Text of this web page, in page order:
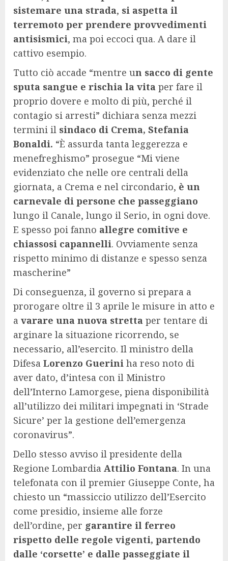
sistemare una strada, si aspetta il
terremoto per prendere provvedimenti
antisismici, ma poi eccoci qua. A dare il
cattivo esempio.
Tutto ciò accade “mentre un sacco di gente
sputa sangue e rischia la vita per fare il
proprio dovere e molto di più, perché il
contagio si arresti” dichiara senza mezzi
termini il sindaco di Crema, Stefania
Bonaldi. “È assurda tanta leggerezza e
menefreghismo” prosegue “Mi viene
evidenziato che nelle ore centrali della
giornata, a Crema e nel circondario, è un
carnevale di persone che passeggiano
lungo il Canale, lungo il Serio, in ogni dove.
E spesso poi fanno allegre comitive e
chiassosi capannelli. Ovviamente senza
rispetto minimo di distanze e spesso senza
mascherine”
Di conseguenza, il governo si prepara a
prorogare oltre il 3 aprile le misure in atto e
a varare una nuova stretta per tentare di
arginare la situazione ricorrendo, se
necessario, all’esercito. Il ministro della
Difesa Lorenzo Guerini ha reso noto di
aver dato, d’intesa con il Ministro
dell’Interno Lamorgese, piena disponibilità
all’utilizzo dei militari impegnati in ‘Strade
Sicure’ per la gestione dell’emergenza
coronavirus”.
Dello stesso avviso il presidente della
Regione Lombardia Attilio Fontana. In una
telefonata con il premier Giuseppe Conte, ha
chiesto un “massiccio utilizzo dell’Esercito
come presidio, insieme alle forze
dell’ordine, per garantire il ferreo
rispetto delle regole vigenti, partendo
dalle ‘corsette’ e dalle passeggiate il